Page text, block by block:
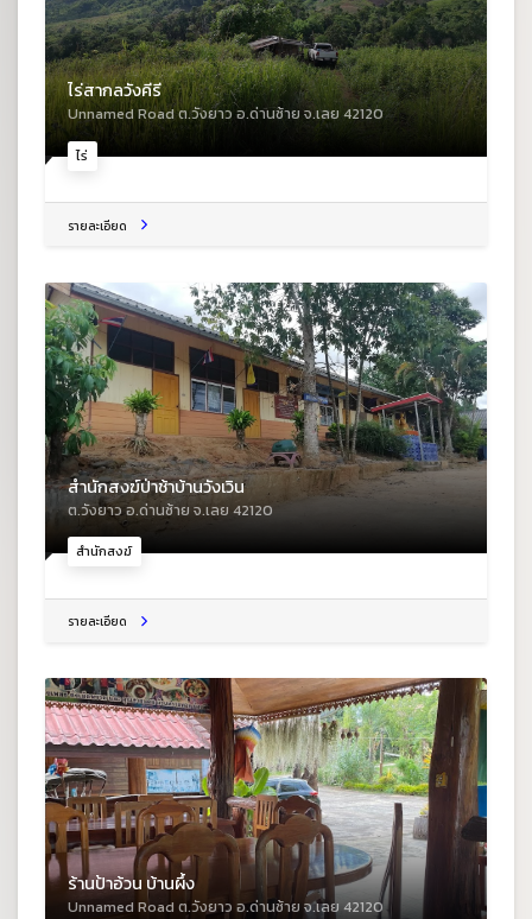
ไร่
ไร่สากลวังคีรี
Unnamed Road ต.วังยาว อ.ด่านซ้าย จ.เลย 42120
รายละเอียด
สำนักสงฆ์
สำนักสงฆ์ป่าช้าบ้านวังเวิน
ต.วังยาว อ.ด่านซ้าย จ.เลย 42120
รายละเอียด
ร้านป้าอ้วน บ้านผึ้ง
Unnamed Road ต.วังยาว อ.ด่านซ้าย จ.เลย 42120